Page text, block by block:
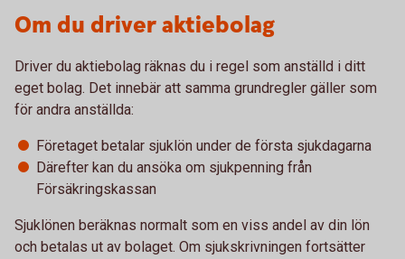
Om du driver aktiebolag
Driver du aktiebolag räknas du i regel som anställd i ditt
eget bolag. Det innebär att samma grundregler gäller som
för andra anställda:
Företaget betalar sjuklön under de första sjukdagarna
Därefter kan du ansöka om sjukpenning från
Försäkringskassan
Sjuklönen beräknas normalt som en viss andel av din lön
och betalas ut av bolaget. Om sjukskrivningen fortsätter